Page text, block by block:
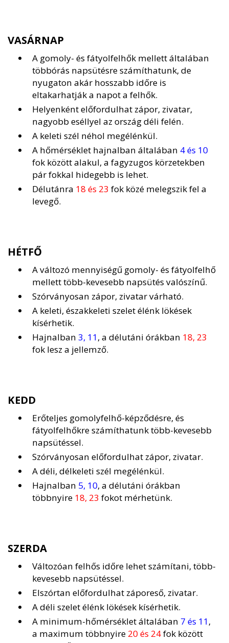
VASÁRNAP
A gomoly- és fátyolfelhők mellett általában
többórás napsütésre számíthatunk, de
nyugaton akár hosszabb időre is
eltakarhatják a napot a felhők.
Helyenként előfordulhat zápor, zivatar,
nagyobb eséllyel az ország déli felén.
A keleti szél néhol megélénkül.
A hőmérséklet hajnalban általában 4 és 10
fok között alakul, a fagyzugos körzetekben
pár fokkal hidegebb is lehet.
Délutánra 18 és 23 fok közé melegszik fel a
levegő.
HÉTFŐ
A változó mennyiségű gomoly- és fátyolfelhő
mellett több-kevesebb napsütés valószínű.
Szórványosan zápor, zivatar várható.
A keleti, északkeleti szelet élénk lökések
kísérhetik.
Hajnalban 3, 11, a délutáni órákban 18, 23
fok lesz a jellemző.
KEDD
Erőteljes gomolyfelhő-képződésre, és
fátyolfelhőkre számíthatunk több-kevesebb
napsütéssel.
Szórványosan előfordulhat zápor, zivatar.
A déli, délkeleti szél megélénkül.
Hajnalban 5, 10, a délutáni órákban
többnyire 18, 23 fokot mérhetünk.
SZERDA
Változóan felhős időre lehet számítani, több-
kevesebb napsütéssel.
Elszórtan előfordulhat záporeső, zivatar.
A déli szelet élénk lökések kísérhetik.
A minimum-hőmérséklet általában 7 és 11,
a maximum többnyire 20 és 24fok között